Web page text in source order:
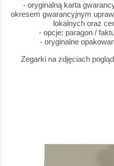
- oryginalną karta
okresem gwarancyjnym
lokalnych oraz
- opcje: paragon /
- oryginalne
Zegarki na zdjęciach